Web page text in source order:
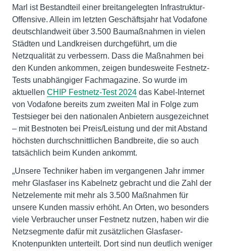
Marl ist Bestandteil einer breitangelegten Infrastruktur-
Offensive. Allein im letzten Geschäftsjahr hat Vodafone
deutschlandweit über 3.500 Baumaßnahmen in vielen
Städten und Landkreisen durchgeführt, um die
Netzqualität zu verbessern. Dass die Maßnahmen bei
den Kunden ankommen, zeigen bundesweite Festnetz-
Tests unabhängiger Fachmagazine. So wurde im
aktuellen CHIP Festnetz-Test 2024 das Kabel-Internet
von Vodafone bereits zum zweiten Mal in Folge zum
Testsieger bei den nationalen Anbietern ausgezeichnet
– mit Bestnoten bei Preis/Leistung und der mit Abstand
höchsten durchschnittlichen Bandbreite, die so auch
tatsächlich beim Kunden ankommt.
„Unsere Techniker haben im vergangenen Jahr immer
mehr Glasfaser ins Kabelnetz gebracht und die Zahl der
Netzelemente mit mehr als 3.500 Maßnahmen für
unsere Kunden massiv erhöht. An Orten, wo besonders
viele Verbraucher unser Festnetz nutzen, haben wir die
Netzsegmente dafür mit zusätzlichen Glasfaser-
Knotenpunkten unterteilt. Dort sind nun deutlich weniger